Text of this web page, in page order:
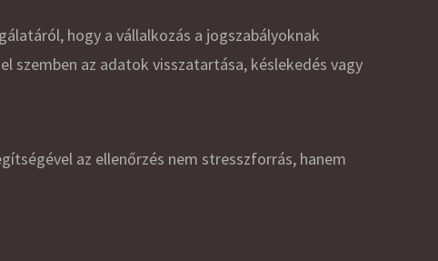
hogy a vállalkozás a jogszabályoknak
szemben az adatok visszatartása, késlekedés vagy
az ellenőrzés nem stresszforrás, hanem